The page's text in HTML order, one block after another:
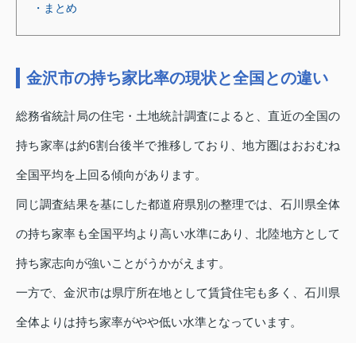
・まとめ
金沢市の持ち家比率の現状と全国との違い
総務省統計局の住宅・土地統計調査によると、直近の全国の
持ち家率は約6割台後半で推移しており、地方圏はおおむね
全国平均を上回る傾向があります。
同じ調査結果を基にした都道府県別の整理では、石川県全体
の持ち家率も全国平均より高い水準にあり、北陸地方として
持ち家志向が強いことがうかがえます。
一方で、金沢市は県庁所在地として賃貸住宅も多く、石川県
全体よりは持ち家率がやや低い水準となっています。